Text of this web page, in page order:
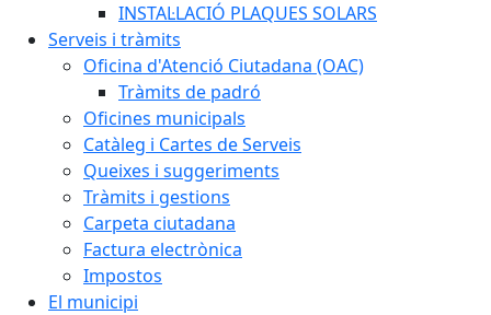
INSTAL·LACIÓ PLAQUES SOLARS
Serveis i tràmits
Oficina d'Atenció Ciutadana (OAC)
Tràmits de padró
Oficines municipals
Catàleg i Cartes de Serveis
Queixes i suggeriments
Tràmits i gestions
Carpeta ciutadana
Factura electrònica
Impostos
El municipi